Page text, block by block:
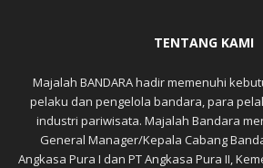
TENTANG KAMI
Majalah BANDARA hadir memenuhi
pelaku dan pengelola bandara, para
industri pariwisata. Majalah Bandara
General Manager/Kepala Cabang
Angkasa Pura I dan PT Angkasa Pura II,